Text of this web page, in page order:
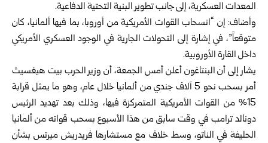
المعدات العسكرية، إلى جانب تطوير البنية التحتية الدفاعية.
وأضاف: إن “انسحاب القوات الأمريكية من أوروبا، بما فيها ألمانيا، كان
متوقعاً”، في إشارة إلى التحولات الجارية في الوجود العسكري الأمريكي
داخل القارة الأوروبية.
يشار إلى أن البنتاغون أعلن أمس الجمعة، أن وزير الحرب بيت هيغسيث
أمر بسحب نحو 5 آلاف جندي من ألمانيا خلال عام، وهو ما يمثل قرابة
15% من القوات الأمريكية المتمركزة فيها، وذلك بعد تهديد الرئيس
دونالد ترامب في وقت سابق من هذا الأسبوع بسحب قواته من ألمانيا
الحليفة في الناتو، وسط خلاف مع مستشارها فريدريش ميرتس بشأن